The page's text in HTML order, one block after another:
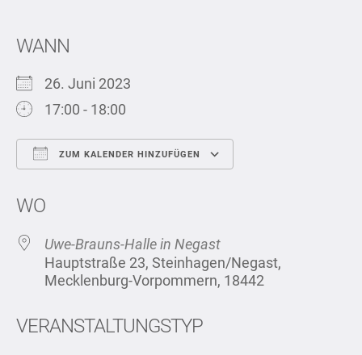
WANN
26. Juni 2023
17:00 - 18:00
ZUM KALENDER HINZUFÜGEN
WO
Uwe-Brauns-Halle in Negast
Hauptstraße 23, Steinhagen/Negast,
Mecklenburg-Vorpommern, 18442
VERANSTALTUNGSTYP